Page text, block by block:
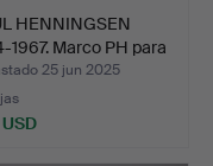
HENNINGSEN
1967. Marco PH para
25 jun 2025